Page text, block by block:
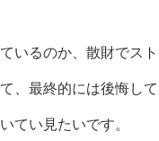
いるのか、散財でス
、最終的には後悔し
てい見たいです。